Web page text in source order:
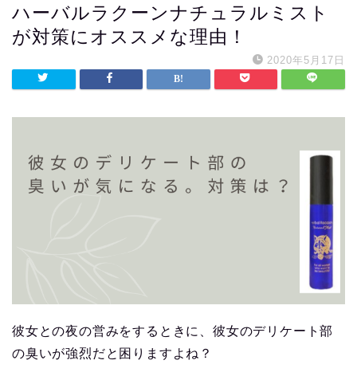
ハーバルラクーンナチュラルミスト
が対策にオススメな理由！
2020年5月17日
彼女との夜の営みをするときに、彼女のデリケート部
の臭いが強烈だと困りますよね？